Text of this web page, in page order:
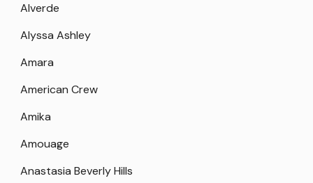
Alverde
Alyssa Ashley
Amara
American Crew
Amika
Amouage
Anastasia Beverly Hills